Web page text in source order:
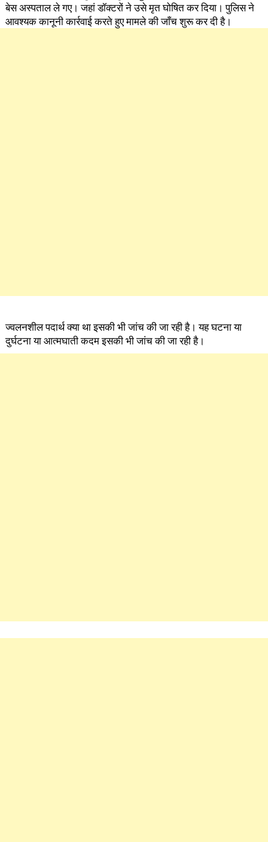
बेस अस्पताल ले गए। जहां डॉक्टरों ने उसे मृत घोषित कर दिया। पुलिस ने
आवश्यक कानूनी कार्रवाई करते हुए मामले की जाँच शुरू कर दी है।
ज्वलनशील पदार्थ क्या था इसकी भी जांच की जा रही है। यह घटना या
दुर्घटना या आत्मघाती कदम इसकी भी जांच की जा रही है।